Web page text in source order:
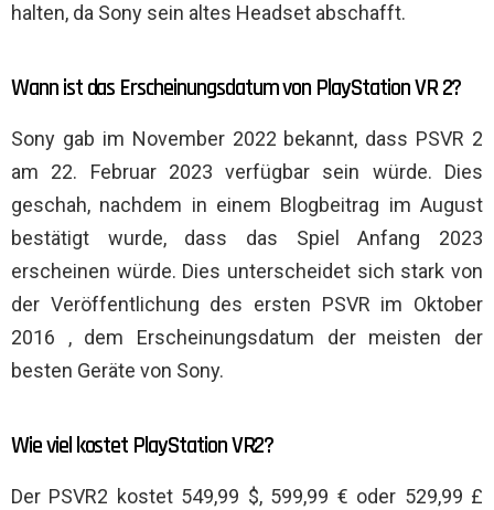
halten, da Sony sein altes Headset abschafft.
Wann ist das Erscheinungsdatum von PlayStation VR 2?
Sony gab im November 2022 bekannt, dass PSVR 2
am 22. Februar 2023 verfügbar sein würde. Dies
geschah, nachdem in einem Blogbeitrag im August
bestätigt wurde, dass das Spiel Anfang 2023
erscheinen würde. Dies unterscheidet sich stark von
der Veröffentlichung des ersten PSVR im Oktober
2016 , dem Erscheinungsdatum der meisten der
besten Geräte von Sony.
Wie viel kostet PlayStation VR2?
Der PSVR2 kostet 549,99 $, 599,99 € oder 529,99 £